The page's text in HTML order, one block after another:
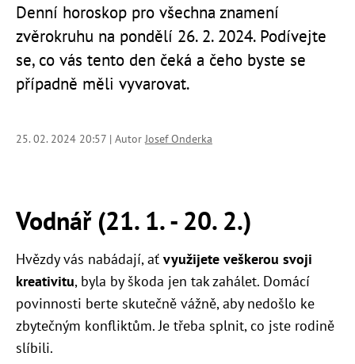
Denní horoskop pro všechna znamení
zvěrokruhu na pondělí 26. 2. 2024. Podívejte
se, co vás tento den čeká a čeho byste se
případně měli vyvarovat.
25. 02. 2024 20:57 | AutorJosef Onderka
Vodnář (21. 1. - 20. 2.)
Hvězdy vás nabádají, ať využijete veškerou svoji
kreativitu, byla by škoda jen tak zahálet. Domácí
povinnosti berte skutečně vážně, aby nedošlo ke
zbytečným konfliktům. Je třeba splnit, co jste rodině
slíbili.